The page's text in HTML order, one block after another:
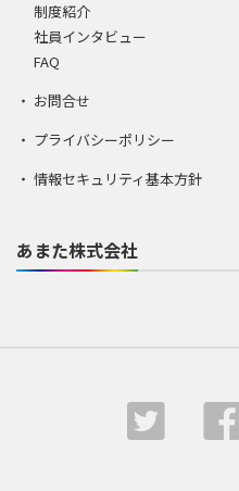
制度紹介
社員インタビュー
FAQ
お問合せ
プライバシーポリシー
情報セキュリティ基本方針
あまた株式会社